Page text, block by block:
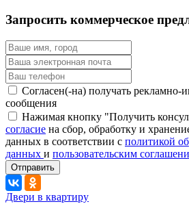
Запросить коммерческое
Согласен(-на) получать
сообщения
Нажимая кнопку "Получить
согласие на сбор, обработку и
данных в соответствии с политикой
данных и пользовательским
Двери в квартиру